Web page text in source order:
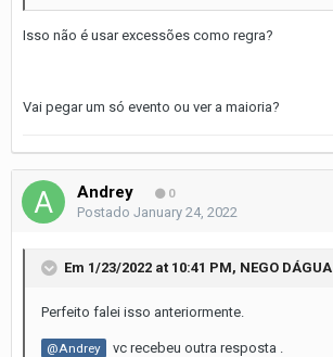
Isso não é usar excessões como regra?
Vai pegar um só evento ou ver a maioria?
Andrey 0
Postado January 24, 2022
Em 1/23/2022 at 10:41 PM, NEGO DÁGUA
Perfeito falei isso anteriormente.
@Andrey vc recebeu outra resposta .